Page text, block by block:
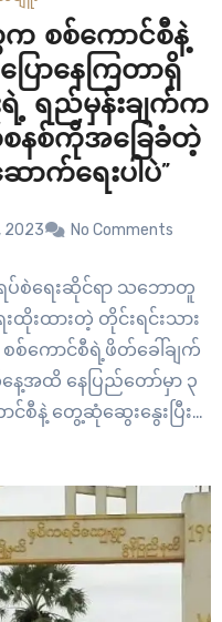
စစ်ကောင်စီနဲ့
ြောနေကြတာရှိ
ရည်မှန်းချက်က
နစ်ကိုအခြေခံတဲ့
က်ရေးပါပဲ”
2023 No Comments
စဲရေးဆိုင်ရာ သဘောတူ
းထိုးထားတဲ့ တိုင်းရင်းသား
ကောင်စီရဲ့ဖိတ်ခေါ်ချက်
ေ့အထိ နေပြည်တော်မှာ ၃
င်စီနဲ့ တွေ့ဆုံဆွေးနွေးပြီး